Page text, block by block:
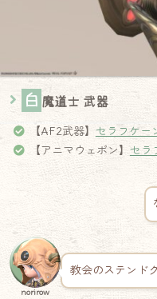
白 魔道士 武器
【AF2武器】 セラフケー
【アニマウェポン】セラ
norirow
教会のステンド